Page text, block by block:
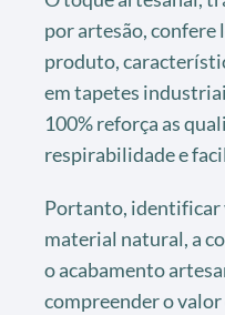
por artesão, confere
produto,
em tapetes
100% reforça as
respirabilidade e
Portanto, identificar
material natural, a
o acabamento
compreender o valor